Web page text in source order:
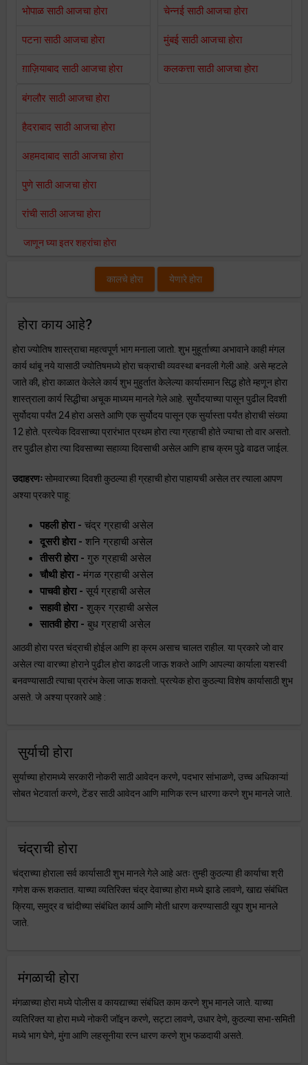
भोपाळ साठी आजचा होरा
पटना साठी आजचा होरा
ग़ाज़ियाबाद साठी आजचा होरा
चेन्नई साठी आजचा होरा
मुंबई साठी आजचा होरा
कलकत्ता साठी आजचा होरा
बंगलौर साठी आजचा होरा
हैदराबाद साठी आजचा होरा
अहमदाबाद साठी आजचा होरा
पुणे साठी आजचा होरा
रांची साठी आजचा होरा
जाणून घ्या इतर शहरांचा होरा
कालचे होरा येणारे होरा
होरा काय आहे?
होरा ज्योतिष शास्त्राचा महत्वपूर्ण भाग मनाला जातो. शुभ मुहूर्ताच्या अभावाने काही मंगल
कार्य थांबू नये यासाठी ज्योतिषमध्ये होरा चक्राची व्यवस्था बनवली गेली आहे. असे म्हटले
जाते की, होरा काळात केलेले कार्य शुभ मुहुर्तात केलेल्या कार्यासमान सिद्ध होते म्हणून होरा
शास्त्राला कार्य सिद्धीचा अचूक माध्यम मानले गेले आहे. सुर्योदयाच्या पासून पुढील दिवशी
सुर्योदया पर्यंत 24 होरा असते आणि एक सुर्योदय पासून एक सुर्यास्ता पर्यंत होराची संख्या
12 होते. प्रत्येक दिवसाच्या प्रारंभात प्रथम होरा त्या ग्रहाची होते ज्याचा तो वार असतो.
तर पुढील होरा त्या दिवसाच्या सहाव्या दिवसाची असेल आणि हाच क्रम पुढे वाढत जाईल.
उदाहरणःसोमवारच्या दिवशी कुठल्या ही ग्रहाची होरा पाहायची असेल तर त्याला आपण
अश्या प्रकारे पाहू:
पहली होरा - चंद्र ग्रहाची असेल
दूसरी होरा - शनि ग्रहाची असेल
तीसरी होरा - गुरु ग्रहाची असेल
चौथी होरा - मंगळ ग्रहाची असेल
पाचवी होरा - सूर्य ग्रहाची असेल
सहावी होरा - शुक्र ग्रहाची असेल
सातवी होरा - बुध ग्रहाची असेल
आठवी होरा परत चंद्राची होईल आणि हा क्रम असाच चालत राहील. या प्रकारे जो वार
असेल त्या वारच्या होराने पुढील होरा काढली जाऊ शकते आणि आपल्या कार्याला यशस्वी
बनवण्यासाठी त्याचा प्रारंभ केला जाऊ शकतो. प्रत्येक होरा कुठल्या विशेष कार्यासाठी शुभ
असते. जे अश्या प्रकारे आहे :
सुर्याची होरा
सुर्याच्या होरामध्ये सरकारी नोकरी साठी आवेदन करणे, पदभार सांभाळणे, उच्च अधिकाऱ्यां
सोबत भेटवार्ता करणे, टेंडर साठी आवेदन आणि माणिक रत्न धारणा करणे शुभ मानले जाते.
चंद्राची होरा
चंद्राच्या होराला सर्व कार्यासाठी शुभ मानले गेले आहे अतः तुम्ही कुठल्या ही कार्याचा श्री
गणेश करू शकतात. याच्या व्यतिरिक्त चंद्र देवाच्या होरा मध्ये झाडे लावणे, खाद्य संबंधित
क्रिया, समुद्र व चांदीच्या संबंधित कार्य आणि मोती धारण करण्यासाठी खूप शुभ मानले
जाते.
मंगळाची होरा
मंगळाच्या होरा मध्ये पोलीस व कायद्याच्या संबंधित काम करणे शुभ मानले जाते. याच्या
व्यतिरिक्त या होरा मध्ये नोकरी जॉइन करणे, सट्टा लावणे, उधार देणे, कुठल्या सभा-समिती
मध्ये भाग घेणे, मुंगा आणि लहसूनीया रत्न धारण करणे शुभ फळदायी असते.